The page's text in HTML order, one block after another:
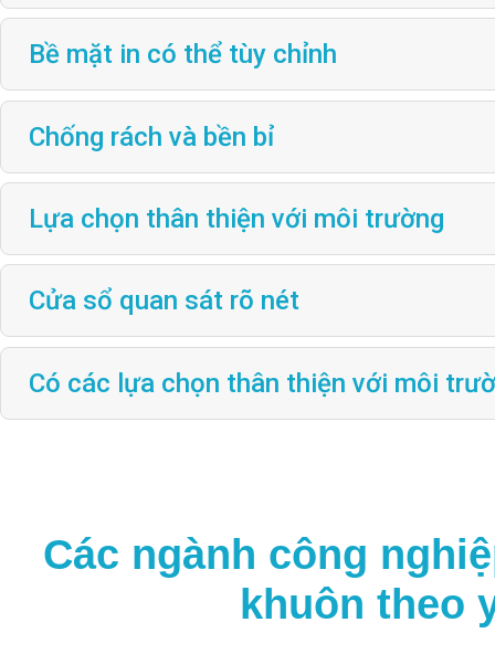
Bề mặt in có thể tùy chỉnh
Chống rách và bền bỉ
Lựa chọn thân thiện với môi trường
Cửa sổ quan sát rõ nét
Có các lựa chọn thân thiện với môi
Các ngành công
khuôn theo